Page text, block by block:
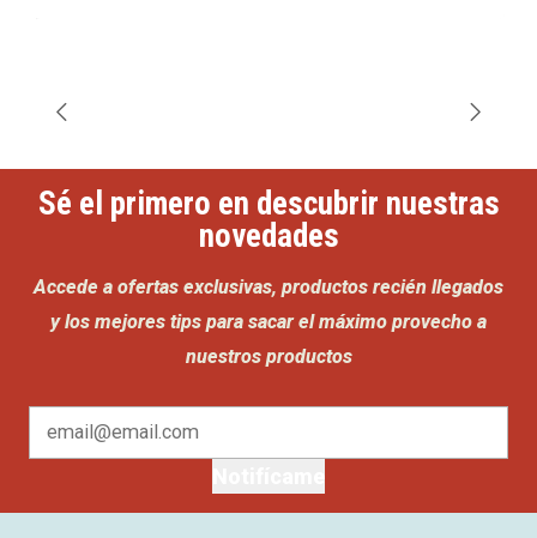
Sé el primero en descubrir nuestras
novedades
Accede a ofertas exclusivas, productos recién llegados
y los mejores tips para sacar el máximo provecho a
nuestros productos